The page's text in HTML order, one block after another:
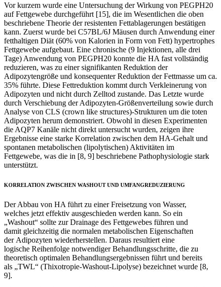
Vor kurzem wurde eine Untersuchung der Wirkung von PEGPH20
auf Fettgewebe durchgeführt [15], die im Wesentlichen die oben
beschriebene Theorie der resistenten Fettablagerungen bestätigen
kann. Zuerst wurde bei C57BL/6J Mäusen durch Anwendung einer
fetthaltigen Diät (60% von Kalorien in Form von Fett) hypertrophes
Fettgewebe aufgebaut. Eine chronische (9 Injektionen, alle drei
Tage) Anwendung von PEGPH20 konnte die HA fast vollständig
reduzieren, was zu einer signifikanten Reduktion der
Adipozytengröße und konsequenter Reduktion der Fettmasse um ca.
35% führte. Diese Fettreduktion kommt durch Verkleinerung von
Adipozyten und nicht durch Zelltod zustande. Das Letzte wurde
durch Verschiebung der Adipozyten-Größenverteilung sowie durch
Analyse von CLS (crown like structures)-Strukturen um die toten
Adipozyten herum demonstriert. Obwohl in diesen Experimenten
die AQP7 Kanäle nicht direkt untersucht wurden, zeigen ihre
Ergebnisse eine starke Korrelation zwischen dem HA-Gehalt und
spontanen metabolischen (lipolytischen) Aktivitäten im
Fettgewebe, was die in [8, 9] beschriebene Pathophysiologie stark
unterstützt.
KORRELATION ZWISCHEN WASHOUT UND UMFANGREDUZIERUNG
Der Abbau von HA führt zu einer Freisetzung von Wasser,
welches jetzt effektiv ausgeschieden werden kann. So ein
„Washout“ sollte zur Drainage des Fettgewebes führen und
damit gleichzeitig die normalen metabolischen Eigenschaften
der Adipozyten wiederherstellen. Daraus resultiert eine
logische Reihenfolge notwendiger Behandlungsschritte, die zu
theoretisch optimalen Behandlungsergebnissen führt und bereits
als „TWL“ (Thixotropie-Washout-Lipolyse) bezeichnet wurde [8,
9].